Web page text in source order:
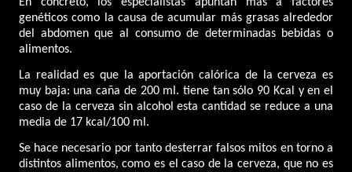
genéticos como la causa de acumular más grasas alrededor
del abdomen que al consumo de determinadas bebidas o
alimentos.
La realidad es que la aportación calórica de la cerveza es
muy baja: una caña de 200 ml. tiene tan sólo 90 Kcal y en el
caso de la cerveza sin alcohol esta cantidad se reduce a una
media de 17 kcal/100 ml.
Se hace necesario por tanto desterrar falsos mitos en torno a
distintos alimentos, como es el caso de la cerveza, que no es